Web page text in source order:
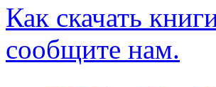
Как скачать
сообщите нам.